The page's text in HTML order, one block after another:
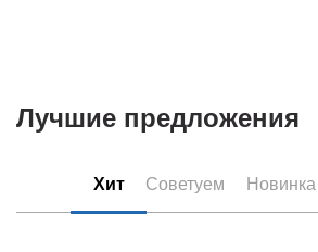
Лучшие предложения
Хит Советуем Новинка